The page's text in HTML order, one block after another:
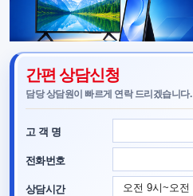
간편 상담신청
담당 상담원이 빠르게 연락 드리겠습니다.
고 객 명
전화번호
상담시간